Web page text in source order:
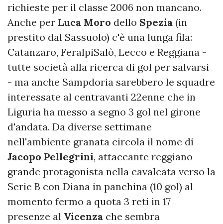
richieste per il classe 2006 non mancano.
Anche per Luca Moro dello Spezia (in
prestito dal Sassuolo) c'è una lunga fila:
Catanzaro, FeralpiSalò, Lecco e Reggiana -
tutte società alla ricerca di gol per salvarsi
- ma anche Sampdoria sarebbero le squadre
interessate al centravanti 22enne che in
Liguria ha messo a segno 3 gol nel girone
d'andata. Da diverse settimane
nell'ambiente granata circola il nome di
Jacopo Pellegrini, attaccante reggiano
grande protagonista nella cavalcata verso la
Serie B con Diana in panchina (10 gol) al
momento fermo a quota 3 reti in 17
presenze al Vicenza che sembra